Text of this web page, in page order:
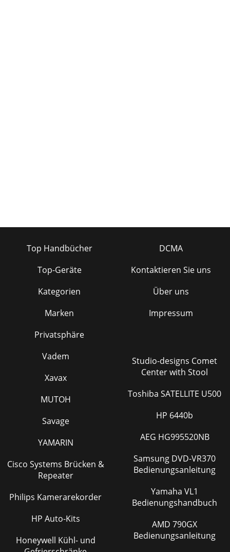
Top Handbücher
Top-Geräte
Kategorien
Marken
Privatsphäre
DCMA
Kontaktieren Sie uns
Über uns
Impressum
Vadem
Xavax
MUTOH
Savage
YAMARIN
Cisco Systems Brücken &
Repeater
Philips Kamerarekorder
HP Auto-Kits
Honeywell Kühl- und
Studio-designs Comet
Center with Stool
Toshiba SATELLITE U500
HP 6440b
AEG HG995520NB
Samsung DVD-VR370
Bedienungsanleitung
Yamaha VL1
Bedienungshandbuch
AMD 790GX
Bedienungsanleitung